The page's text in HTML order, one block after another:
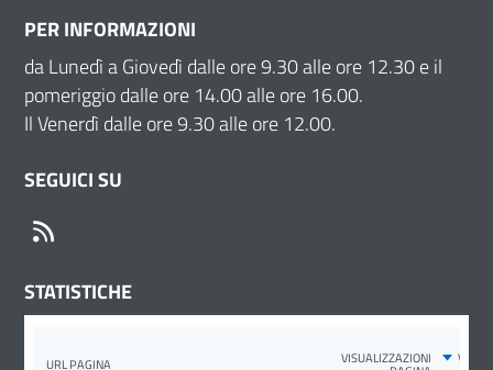
PER INFORMAZIONI
da Lunedì a Giovedì dalle ore 9.30 alle ore 12.30 e il
pomeriggio dalle ore 14.00 alle ore 16.00.
Il Venerdì dalle ore 9.30 alle ore 12.00.
SEGUICI SU
STATISTICHE